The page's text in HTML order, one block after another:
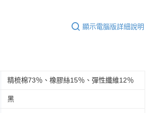
顯示電腦版詳細說明
精梳棉73％、橡膠絲15％、彈性纖維12％
黑